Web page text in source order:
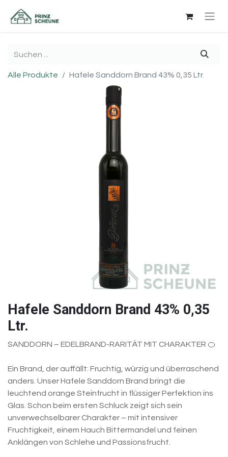
Alle Produkte Hafele Sanddorn Brand 43% 0,35 Ltr.
Hafele Sanddorn Brand 43% 0,35
Ltr.
SANDDORN – EDELBRAND-RARITÄT MIT CHARAKTER 🍊
Ein Brand, der auffällt: Fruchtig, würzig und überraschend
anders. Unser Hafele Sanddorn Brand bringt die
leuchtend orange Steinfrucht in flüssiger Perfektion ins
Glas. Schon beim ersten Schluck zeigt sich sein
unverwechselbarer Charakter – mit intensiver
Fruchtigkeit, einem Hauch Bittermandel und feinen
Anklängen von Schlehe und Passionsfrucht.